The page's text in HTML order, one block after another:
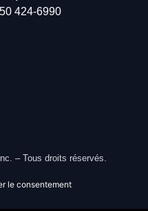
424-6990
– Tous droits réservés.
le consentement